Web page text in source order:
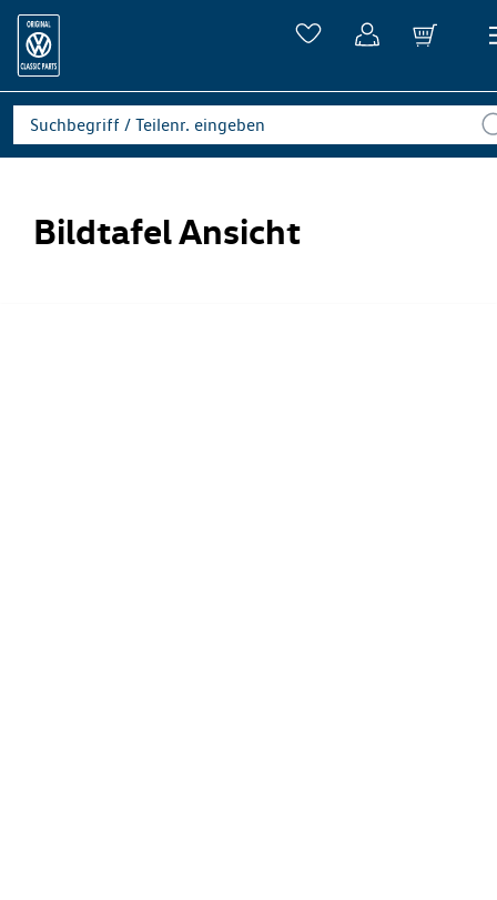
Bildtafel Ansicht